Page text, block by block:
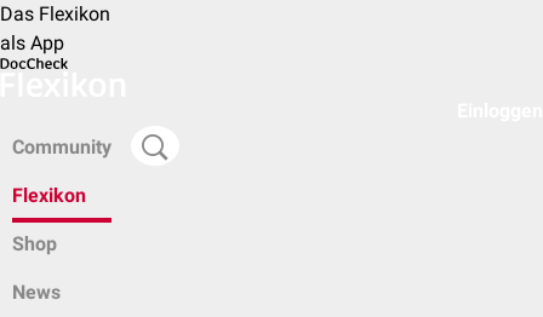
Das Flexikon
als App
Community
Flexikon
Shop
News